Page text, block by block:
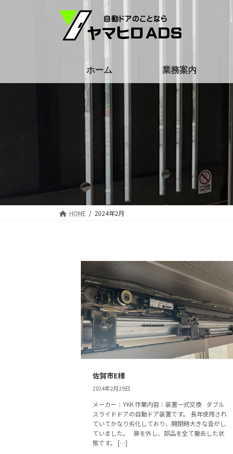
ス
ン
ホーム 業務案内
HOME 2024年2月
佐賀市E様
2024年2月29日
メーカー：YKK 作業内容：装置一式交換 ダブル
スライドドアの自動ドア装置です。 長年使用され
ていてかなり劣化しており、開閉時大きな音がし
ていました。 扉を外し、部品を全て撤去した状
態です。 […]